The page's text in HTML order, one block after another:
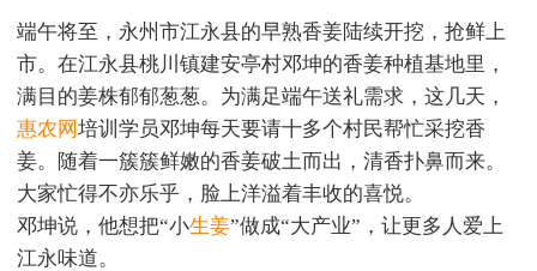
端午将至，永州市江永县的早熟香姜陆续开挖，抢鲜上
市。在江永县桃川镇建安亭村邓坤的香姜种植基地里，
满目的姜株郁郁葱葱。为满足端午送礼需求，这几天，
惠农网培训学员邓坤每天要请十多个村民帮忙采挖香
姜。随着一簇簇鲜嫩的香姜破土而出，清香扑鼻而来。
大家忙得不亦乐乎，脸上洋溢着丰收的喜悦。
邓坤说，他想把“小生姜”做成“大产业”，让更多人爱上
江永味道。